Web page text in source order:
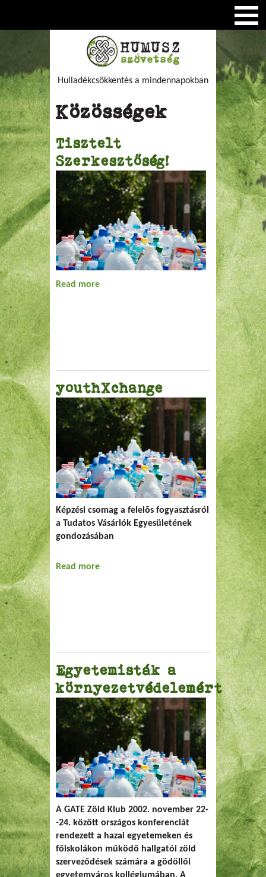
Hulladékcsökkentés a mindennapokban
Közösségek
Tisztelt
Szerkesztőség!
Read more
youthXchange
Képzési csomag a felelõs fogyasztásról
a Tudatos Vásárlók Egyesületének
gondozásában
Read more
Egyetemisták a
környezetvédelemért
A GATE Zöld Klub 2002. november 22-
-24. között országos konferenciát
rendezett a hazai egyetemeken és
főiskolákon működő hallgatói zöld
szerveződések számára a gödöllői